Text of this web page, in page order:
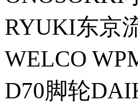
RYUKI东京
WELCO
D70脚轮